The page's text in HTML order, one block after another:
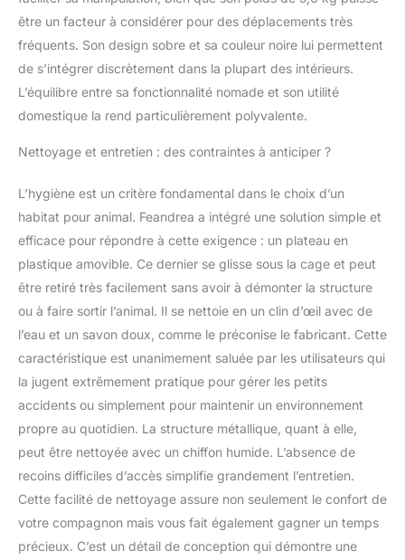
être un facteur à considérer pour des déplacements très
fréquents. Son design sobre et sa couleur noire lui permettent
de s’intégrer discrètement dans la plupart des intérieurs.
L’équilibre entre sa fonctionnalité nomade et son utilité
domestique la rend particulièrement polyvalente.
Nettoyage et entretien : des contraintes à anticiper ?
L’hygiène est un critère fondamental dans le choix d’un
habitat pour animal. Feandrea a intégré une solution simple et
efficace pour répondre à cette exigence : un plateau en
plastique amovible. Ce dernier se glisse sous la cage et peut
être retiré très facilement sans avoir à démonter la structure
ou à faire sortir l’animal. Il se nettoie en un clin d’œil avec de
l’eau et un savon doux, comme le préconise le fabricant. Cette
caractéristique est unanimement saluée par les utilisateurs qui
la jugent extrêmement pratique pour gérer les petits
accidents ou simplement pour maintenir un environnement
propre au quotidien. La structure métallique, quant à elle,
peut être nettoyée avec un chiffon humide. L’absence de
recoins difficiles d’accès simplifie grandement l’entretien.
Cette facilité de nettoyage assure non seulement le confort de
votre compagnon mais vous fait également gagner un temps
précieux. C’est un détail de conception qui démontre une